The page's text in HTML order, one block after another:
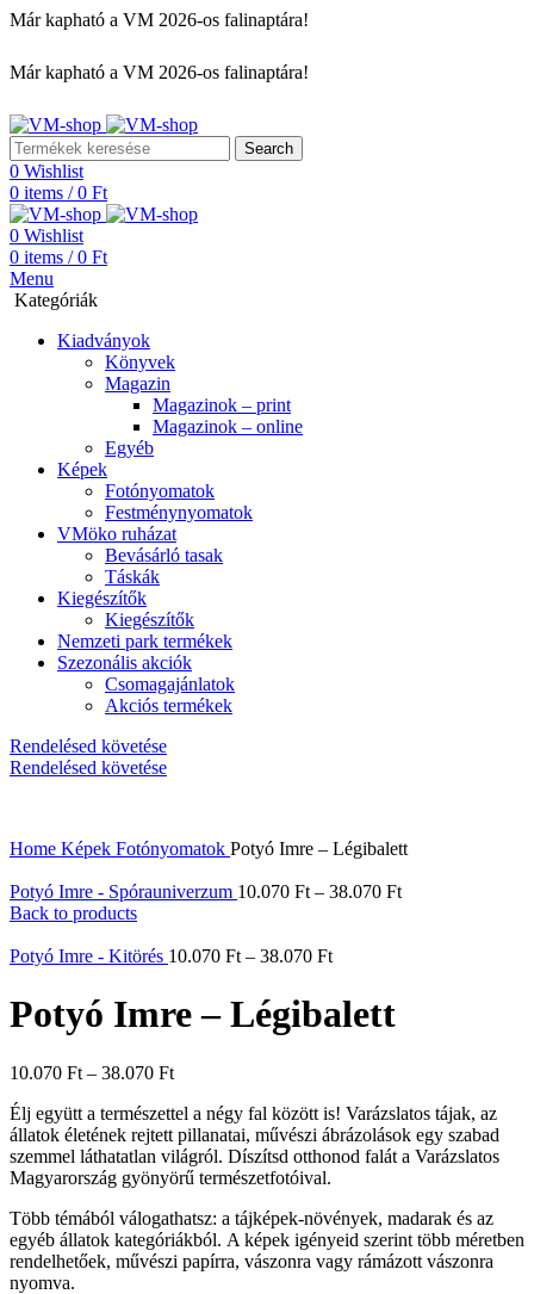
Már kapható a VM 2026-os falinaptára!
Már kapható a VM 2026-os falinaptára!
Search
0 Wishlist
0 items / 0 Ft
0 Wishlist
0 items / 0 Ft
Menu
Kategóriák
Kiadványok
Könyvek
Magazin
Magazinok – print
Magazinok – online
Egyéb
Képek
Fotónyomatok
Festménynyomatok
VMöko ruházat
Bevásárló tasak
Táskák
Kiegészítők
Kiegészítők
Nemzeti park termékek
Szezonális akciók
Csomagajánlatok
Akciós termékek
Rendelésed követése
Rendelésed követése
Home Képek Fotónyomatok Potyó Imre – Légibalett
Potyó Imre - Spórauniverzum 10.070 Ft – 38.070 Ft
Back to products
Potyó Imre - Kitörés 10.070 Ft – 38.070 Ft
Potyó Imre – Légibalett
10.070 Ft – 38.070 Ft
Élj együtt a természettel a négy fal között is! Varázslatos tájak, az
állatok életének rejtett pillanatai, művészi ábrázolások egy szabad
szemmel láthatatlan világról. Díszítsd otthonod falát a Varázslatos
Magyarország gyönyörű természetfotóival.
Több témából válogathatsz: a tájképek-növények, madarak és az
egyéb állatok kategóriákból. A képek igényeid szerint több méretben
rendelhetőek, művészi papírra, vászonra vagy rámázott vászonra
nyomva.